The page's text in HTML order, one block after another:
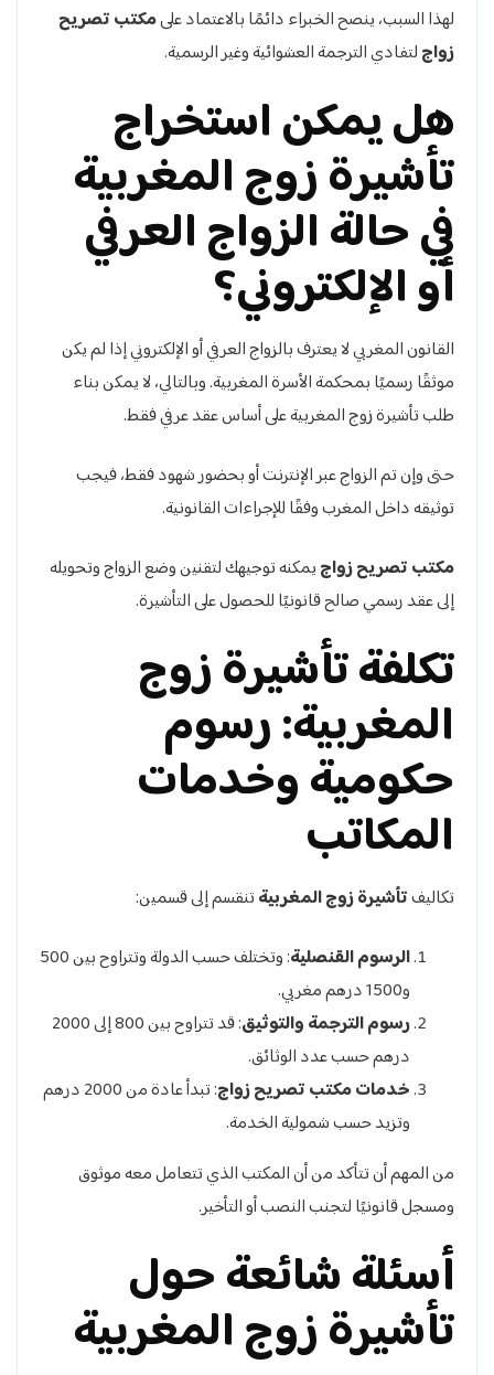
لهذا السبب، ينصح الخبراء دائمًا بالاعتماد علىمكتب تصريح
زواجلتفادي الترجمة العشوائية وغير الرسمية.
هل يمكن استخراج
تأشيرة زوج المغربية
في حالة الزواج العرفي
أو الإلكتروني؟
القانون المغربي لا يعترف بالزواج العرفي أو الإلكتروني إذا لم يكن
موثقًا رسميًا بمحكمة الأسرة المغربية. وبالتالي، لا يمكن بناء
طلب تأشيرة زوج المغربية على أساس عقد عرفي فقط.
حتى وإن تم الزواج عبر الإنترنت أو بحضور شهود فقط، فيجب
توثيقه داخل المغرب وفقًا للإجراءات القانونية.
مكتب تصريح زواجيمكنه توجيهك لتقنين وضع الزواج وتحويله
إلى عقد رسمي صالح قانونيًا للحصول على التأشيرة.
تكلفة تأشيرة زوج
المغربية: رسوم
حكومية وخدمات
المكاتب
تكاليفتأشيرة زوج المغربيةتنقسم إلى قسمين:
الرسوم القنصلية
: وتختلف حسب الدولة وتتراوح بين 500
و1500 درهم مغربي.
رسوم الترجمة والتوثيق
: قد تتراوح بين 800 إلى 2000
درهم حسب عدد الوثائق.
خدمات مكتب تصريح زواج
: تبدأ عادة من 2000 درهم
وتزيد حسب شمولية الخدمة.
من المهم أن تتأكد من أن المكتب الذي تتعامل معه موثوق
ومسجل قانونيًا لتجنب النصب أو التأخير.
أسئلة شائعة حول
تأشيرة زوج المغربية